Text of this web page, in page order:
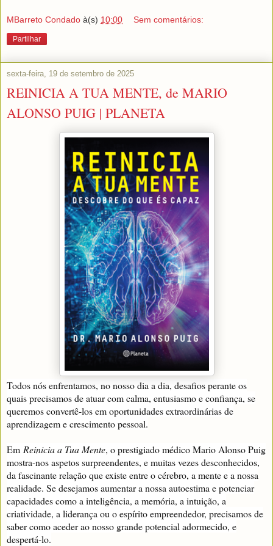
MBarreto Condado à(s) 10:00 Sem comentários:
Partilhar
sexta-feira, 19 de setembro de 2025
REINICIA A TUA MENTE, de MARIO
ALONSO PUIG | PLANETA
Todos nós enfrentamos, no nosso dia a dia, desafios perante os
quais precisamos de atuar com calma, entusiasmo e confiança, se
queremos convertê-los em oportunidades extraordinárias de
aprendizagem e crescimento pessoal.
Em Reinicia a Tua Mente, o prestigiado médico Mario Alonso Puig
mostra-nos aspetos surpreendentes, e muitas vezes desconhecidos,
da fascinante relação que existe entre o cérebro, a mente e a nossa
realidade. Se desejamos aumentar a nossa autoestima e potenciar
capacidades como a inteligência, a memória, a intuição, a
criatividade, a liderança ou o espírito empreendedor, precisamos de
saber como aceder ao nosso grande potencial adormecido, e
despertá-lo.